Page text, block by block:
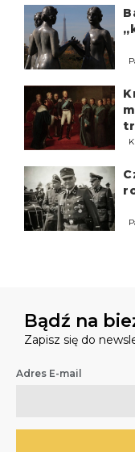
Bądź na
Zapisz się do
Adres E-mail